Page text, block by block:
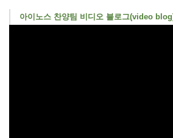
아이노스 찬양팀 비디오 블로그(video